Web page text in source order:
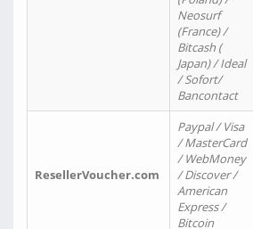
Neosurf
(France) /
Bitcash (
Japan) / Ideal
/ Sofort/
Bancontact
ResellerVoucher.com
Paypal / Visa
/ MasterCard
/ WebMoney
/ Discover /
American
Express /
Bitcoin